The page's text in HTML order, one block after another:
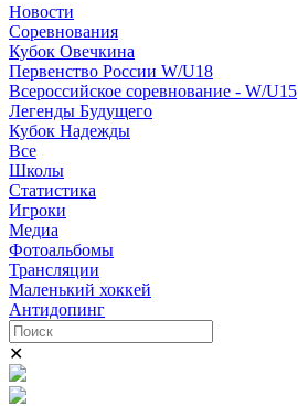
Новости
Соревнования
Кубок Овечкина
Первенство России W/U18
Всероссийское соревнование - W/U15
Легенды Будущего
Кубок Надежды
Все
Школы
Статистика
Игроки
Медиа
Фотоальбомы
Трансляции
Маленький хоккей
Антидопинг
✕